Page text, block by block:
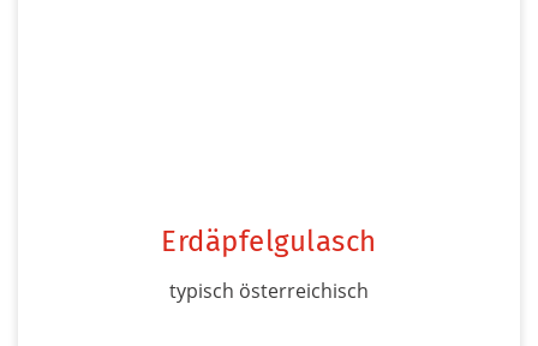
Erdäpfelgulasch
typisch österreichisch